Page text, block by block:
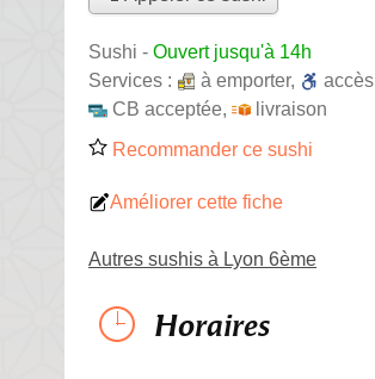
Sushi - Ouvert jusqu'à 14h
Services :
à emporter, accès
CB acceptée,
livraison
Recommander ce sushi
Améliorer cette fiche
Autres sushis à Lyon 6ème
Horaires